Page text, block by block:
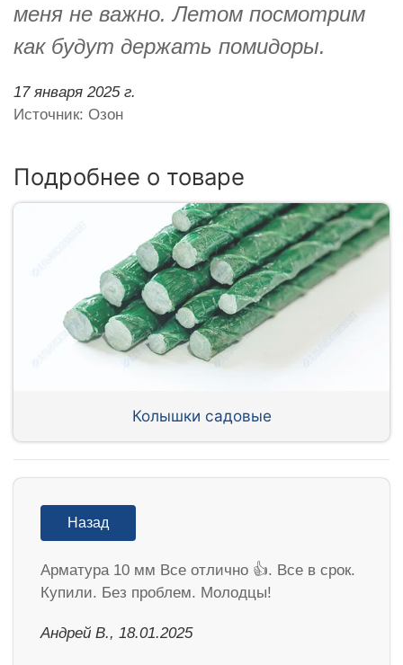
меня не важно. Летом посмотрим
как будут держать помидоры.
17 января 2025 г.
Источник: Озон
Подробнее о товаре
Колышки садовые
Назад
Арматура 10 мм Все отлично 👍. Все в срок.
Купили. Без проблем. Молодцы!
Андрей В., 18.01.2025